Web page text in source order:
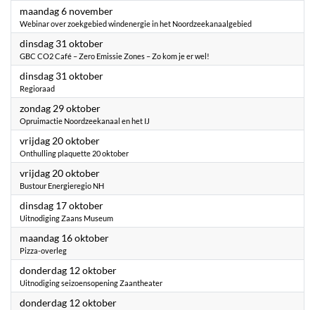
maandag 6 november2023
Webinar over zoekgebied windenergie in het Noordzeekanaalgebied
dinsdag 31 oktober2023
GBC CO2 Café – Zero Emissie Zones – Zo kom je er wel!
dinsdag 31 oktober2023
Regioraad
zondag 29 oktober2023
Opruimactie Noordzeekanaal en het IJ
vrijdag 20 oktober2023
Onthulling plaquette 20 oktober
vrijdag 20 oktober2023
Bustour Energieregio NH
dinsdag 17 oktober2023
Uitnodiging Zaans Museum
maandag 16 oktober2023
Pizza-overleg
donderdag 12 oktober2023
Uitnodiging seizoensopening Zaantheater
donderdag 12 oktober2023